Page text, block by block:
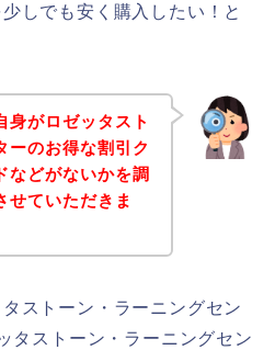
しでも安く購入したい！と
身がロゼッタスト
ーのお得な割引ク
などがないかを調
せていただきま
ストーン・ラーニングセン
タストーン・ラーニングセン